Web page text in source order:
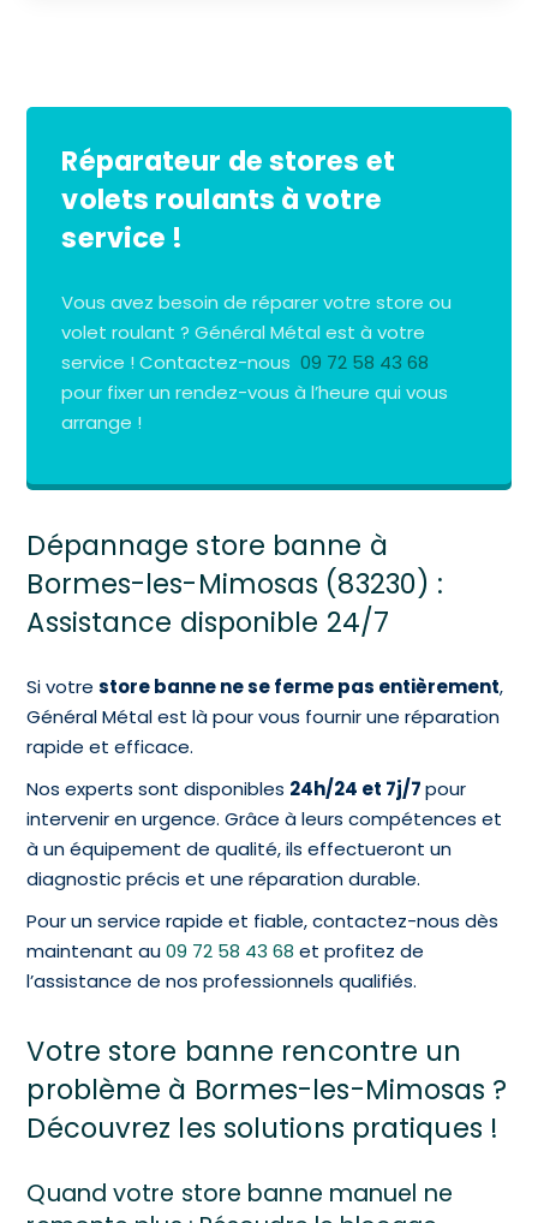
Réparateur de stores et
volets roulants à votre
service !
Vous avez besoin de réparer votre store ou
volet roulant ? Général Métal est à votre
service ! Contactez-nous09 72 58 43 68
pour fixer un rendez-vous à l’heure qui vous
arrange !
Dépannage store banne à
Bormes-les-Mimosas (83230) :
Assistance disponible 24/7
Si votrestore banne ne se ferme pas entièrement,
Général Métal est là pour vous fournir une réparation
rapide et efficace.
Nos experts sont disponibles 24h/24 et 7j/7pour
intervenir en urgence. Grâce à leurs compétences et
à un équipement de qualité, ils effectueront un
diagnostic précis et une réparation durable.
Pour un service rapide et fiable, contactez-nous dès
maintenant au09 72 58 43 68 et profitez de
l’assistance de nos professionnels qualifiés.
Votre store banne rencontre un
problème à Bormes-les-Mimosas ?
Découvrez les solutions pratiques !
Quand votre store banne manuel ne